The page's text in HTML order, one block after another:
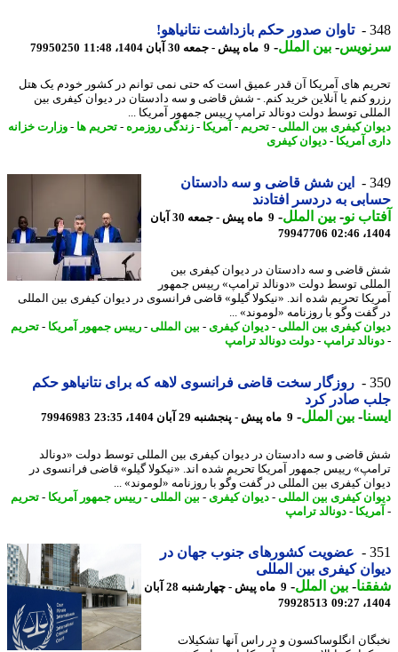
تاوان صدور حکم بازداشت نتانیاهو!
-بین الملل-9 ماه پیش - جمعه 30 آبان 1404، 11:48 79950250
های آمریکا آن قدر عمیق است که حتی نمی توانم در کشور خودم یک هتل
کنم یا آنلاین خرید کنم. - شش قاضی و سه دادستان در دیوان کیفری بین
توسط دولت دونالد ترامپ رییس جمهور آمریکا ...
کیفری بین المللی-تحریم- آمریکا- زندگی روزمره -تحریم ها- وزارت خزانه
آمریکا- دیوان کیفری
این شش قاضی و سه دادستان
به دردسر افتادند
نو- بین الملل-
9 ماه پیش - جمعه 30 آبان
79947706
و سه دادستان در دیوان کیفری بین
توسط دولت «دونالد ترامپ» رییس جمهور
تحریم شده اند. «نیکولا گیلو» قاضی فرانسوی در دیوان کیفری بین المللی
وگو با روزنامه «لوموند» ...
کیفری بین المللی-دیوان کیفری- بین المللی-رییس جمهور آمریکا- تحریم
ترامپ -دولت دونالد ترامپ
روزگار سخت قاضی فرانسوی لاهه که برای نتانیاهو حکم
صادر کرد
-بین الملل-9 ماه پیش - پنجشنبه 29 آبان 1404، 23:35 79946983
و سه دادستان در دیوان کیفری بین المللی توسط دولت «دونالد
رییس جمهور آمریکا تحریم شده اند. «نیکولا گیلو» قاضی فرانسوی در
کیفری بین المللی در گفت وگو با روزنامه «لوموند» ...
کیفری بین المللی-دیوان کیفری- بین المللی-رییس جمهور آمریکا- تحریم
- دونالد ترامپ
عضویت کشورهای جنوب جهان در
کیفری بین المللی
-بین الملل-
9 ماه پیش - چهارشنبه 28 آبان
79928513
انگلوساکسون و در راس آنها تشکیلات